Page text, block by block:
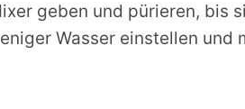
geben und pürieren, bis
Wasser einstellen und